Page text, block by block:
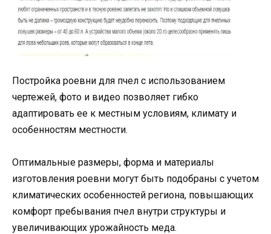
Постройка роевни для пчел с использованием
чертежей, фото и видео позволяет гибко
адаптировать ее к местным условиям, климату и
особенностям местности.
Оптимальные размеры, форма и материалы
изготовления роевни могут быть подобраны с учетом
климатических особенностей региона, повышающих
комфорт пребывания пчел внутри структуры и
увеличивающих урожайность меда.